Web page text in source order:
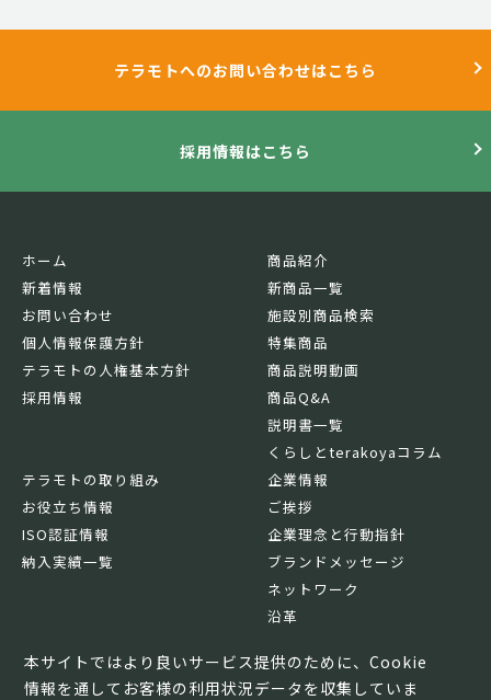
本サイトではより良いサービス提供のために、Cookie
情報を通してお客様の利用状況データを収集していま
テラモトへのお問い合わせはこちら
採用情報はこちら
ホーム
新着情報
お問い合わせ
個人情報保護方針
テラモトの人権基本方針
採用情報
商品紹介
新商品一覧
施設別商品検索
特集商品
商品説明動画
商品Q&A
説明書一覧
くらしとterakoyaコラム
テラモトの取り組み
お役立ち情報
ISO認証情報
納入実績一覧
企業情報
ご挨拶
企業理念と行動指針
ブランドメッセージ
ネットワーク
沿革